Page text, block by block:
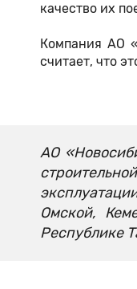
качество их
Компания АО
считает, что
АО
Омской,
Республике